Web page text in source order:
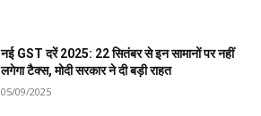
नई GST दरें 2025: 22 सितंबर से इन सामानों पर नहीं
लगेगा टैक्स, मोदी सरकार ने दी बड़ी राहत
05/09/2025